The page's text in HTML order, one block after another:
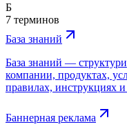
Б
7 терминов
База знаний
База знаний —
компании, продуктах,
правилах, инструкциях
Баннерная реклама